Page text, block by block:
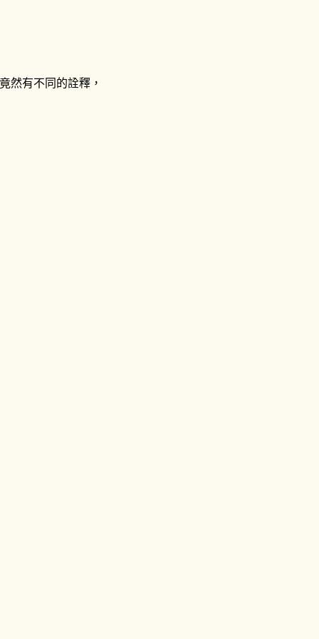
然有不同的詮釋，